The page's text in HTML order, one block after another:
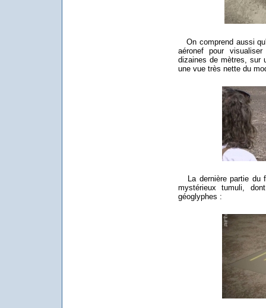
On comprend aussi
aéronef pour
dizaines de mètres, sur
une vue très nette du
La dernière partie du
mystérieux tumuli,
géoglyphes :